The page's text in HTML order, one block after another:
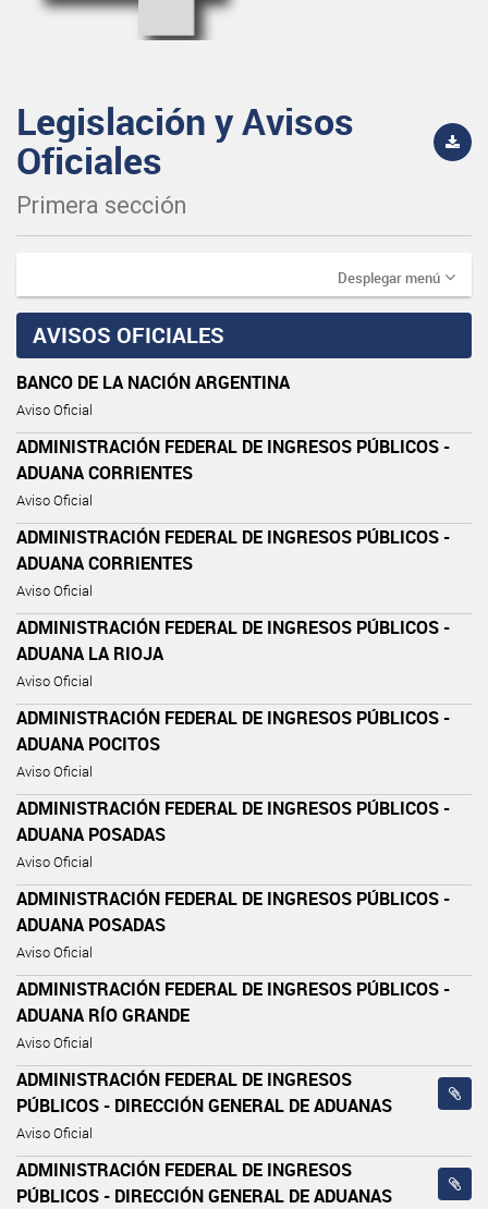
Legislación y Avisos
Oficiales
Primera sección
Desplegar menú
AVISOS OFICIALES
BANCO DE LA NACIÓN ARGENTINA
Aviso Oficial
ADMINISTRACIÓN FEDERAL DE INGRESOS PÚBLICOS -
ADUANA CORRIENTES
Aviso Oficial
ADMINISTRACIÓN FEDERAL DE INGRESOS PÚBLICOS -
ADUANA CORRIENTES
Aviso Oficial
ADMINISTRACIÓN FEDERAL DE INGRESOS PÚBLICOS -
ADUANA LA RIOJA
Aviso Oficial
ADMINISTRACIÓN FEDERAL DE INGRESOS PÚBLICOS -
ADUANA POCITOS
Aviso Oficial
ADMINISTRACIÓN FEDERAL DE INGRESOS PÚBLICOS -
ADUANA POSADAS
Aviso Oficial
ADMINISTRACIÓN FEDERAL DE INGRESOS PÚBLICOS -
ADUANA POSADAS
Aviso Oficial
ADMINISTRACIÓN FEDERAL DE INGRESOS PÚBLICOS -
ADUANA RÍO GRANDE
Aviso Oficial
ADMINISTRACIÓN FEDERAL DE INGRESOS
PÚBLICOS - DIRECCIÓN GENERAL DE ADUANAS
Aviso Oficial
ADMINISTRACIÓN FEDERAL DE INGRESOS
PÚBLICOS - DIRECCIÓN GENERAL DE ADUANAS